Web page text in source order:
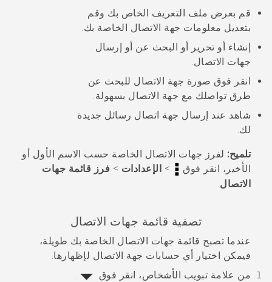
قم بعرض ملف التعريف الخاص بك وقم
بتعديل معلومات جهة الاتصال الخاصة بك.
إنشاء أو تحرير أو البحث عن أو إرسال
جهات الاتصال.
انقر فوق صورة جهة الاتصال للبحث عن
طرق تواصلك مع جهة الاتصال بسهولة.
شاهد عند إرسال جهة اتصال رسائل جديدة
لك.
تلميح: لفرز جهات الاتصال الخاصة حسب الاسم الأول أو
الأخير، انقر فوق
> الإعدادات > فرز قائمة جهات
الاتصال.
تصفية قائمة جهات الاتصال
عندما تصبح قائمة جهات الاتصال الخاصة بك طويلة،
فيمكن اختيار أي حسابات جهة الاتصال لإظهارها.
من علامة تبويب
الأشخاص، انقر فوق
.